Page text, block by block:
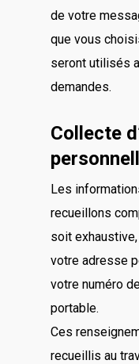
de votre
que vous
seront utilisés
demandes.
Collecte
Les
recueillons
soit
votre adresse
votre numéro
portable.
Ces
recueillis au